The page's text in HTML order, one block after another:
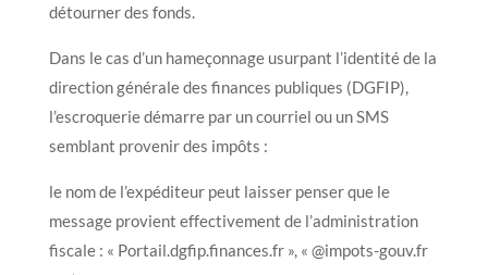
détourner des fonds.
Dans le cas d’un hameçonnage usurpant l’identité de la
direction générale des finances publiques (DGFIP),
l’escroquerie démarre par un courriel ou un SMS
semblant provenir des impôts :
le nom de l’expéditeur peut laisser penser que le
message provient effectivement de l’administration
fiscale : « Portail.dgfip.finances.fr », « @impots-gouv.fr